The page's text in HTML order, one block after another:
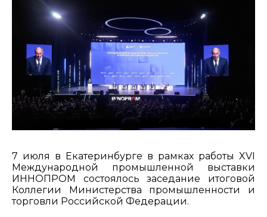
7 июля в Екатеринбурге в рамках работы XVI
Международной промышленной выставки
ИННОПРОМ состоялось заседание итоговой
Коллегии Министерства промышленности и
торговли Российской Федерации.